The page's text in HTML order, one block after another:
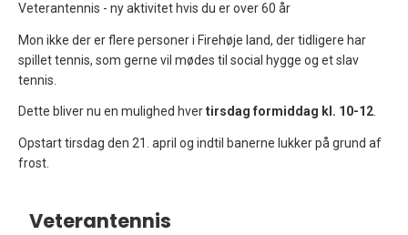
Veterantennis - ny aktivitet hvis du er over 60 år
Mon ikke der er flere personer i Firehøje land, der tidligere har
spillet tennis, som gerne vil mødes til social hygge og et slav
tennis.
Dette bliver nu en mulighed hvertirsdag formiddag kl. 10-12
Opstart tirsdag den 21. april og indtil banerne lukker på grund af
frost.
Veterantennis